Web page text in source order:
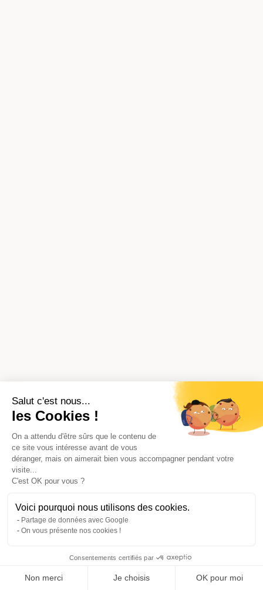
Salut c'est nous...
les Cookies !
On a attendu d'être sûrs que le contenu de
ce site vous intéresse avant de vous
déranger, mais on aimerait bien vous accompagner pendant votre
visite...
C'est OK pour vous ?
Voici pourquoi nous utilisons des cookies.
Partage de données avec Google
On vous présente nos cookies !
Consentements certifiés par
Non merci Je choisis OK pour moi